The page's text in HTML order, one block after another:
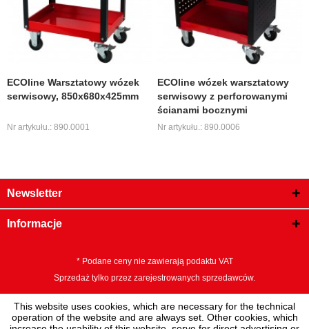
ECOline Warsztatowy wózek
serwisowy, 850x680x425mm
Nr artykułu.: 890.0001
ECOline wózek warsztatowy
serwisowy z perforowanymi
ścianami bocznymi
Nr artykułu.: 890.0006
Newsletter
Informacje
* Podane ceny nie zawierają podaktu VAT
Sprzedaż tylko przez zarejestrowanych sprzedawców.
This website uses cookies, which are necessary for the technical
operation of the website and are always set. Other cookies, which